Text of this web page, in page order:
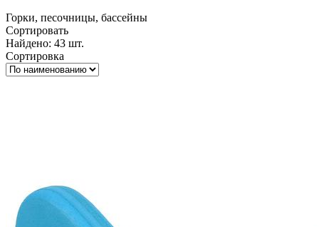
Горки, песочницы, бассейны
Сортировать
Найдено: 43 шт.
Сортировка